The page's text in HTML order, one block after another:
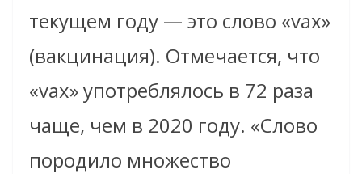
текущем году — это слово «vax»
(вакцинация). Отмечается, что
«vax» употреблялось в 72 раза
чаще, чем в 2020 году. «Слово
породило множество